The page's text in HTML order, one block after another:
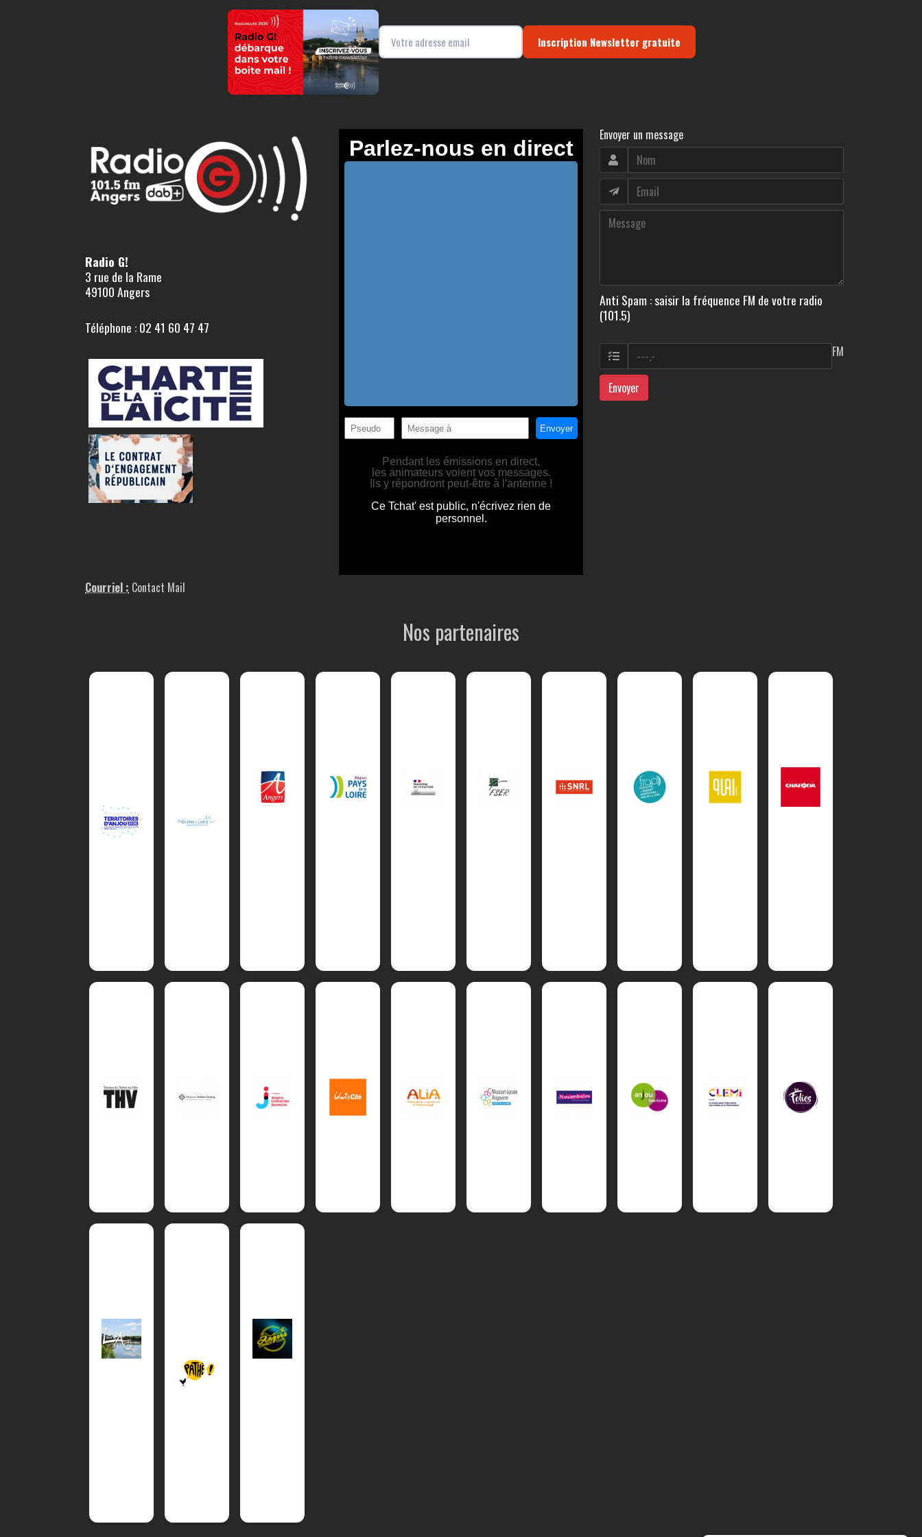
Inscription Newsletter gratuite
Radio G!
3 rue de la Rame
49100 Angers
Téléphone : 02 41 60 47 47
Courriel : Contact Mail
Envoyer un message
Anti Spam : saisir la fréquence FM de votre radio
(101.5)
FM
Envoyer
Nos partenaires